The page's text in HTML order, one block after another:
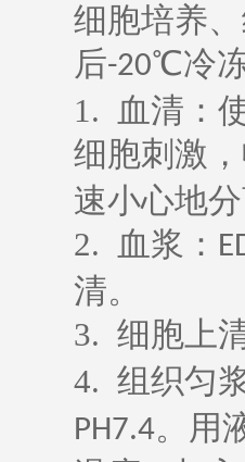
细胞培养
后-20℃冷
1.
血清：
细胞刺激
速小心地
2.
血浆：
清。
3. 细胞上
4. 组织匀
PH7.4。用